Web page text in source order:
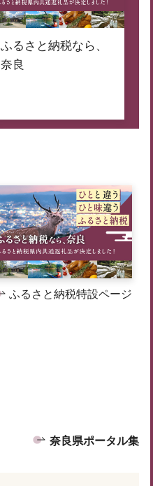
ふるさと納税なら、
奈良
ふるさと納税特設ページ
奈良県ポータル集